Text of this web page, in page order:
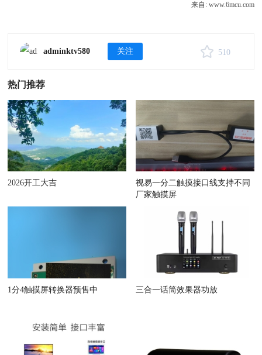
来自: www.6mcu.com
adminktv580 关注 510
热门推荐
2026开工大吉
视易一分二触摸接口线支持不同
厂家触摸屏
1分4触摸屏转换器预售中 三合一话筒效果器功放